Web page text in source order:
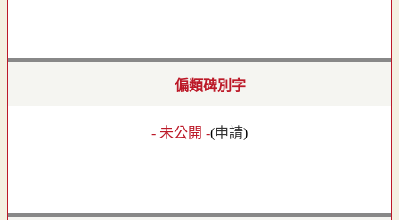
偏類碑別字
- 未公開 -(申請)